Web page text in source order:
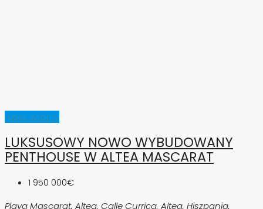
rynek wtórny
LUKSUSOWY NOWO WYBUDOWANY
PENTHOUSE W ALTEA MASCARAT
1 950 000€
Playa Mascarat. Altea, Calle Currica, Altea, Hiszpania,